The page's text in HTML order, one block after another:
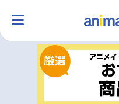
ランキング